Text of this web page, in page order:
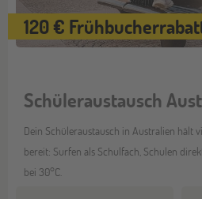
120 €
Schüleraustausch
Dein Schüleraustausch in Australien hält
bereit: Surfen als Schulfach, Schulen
bei 30°C.